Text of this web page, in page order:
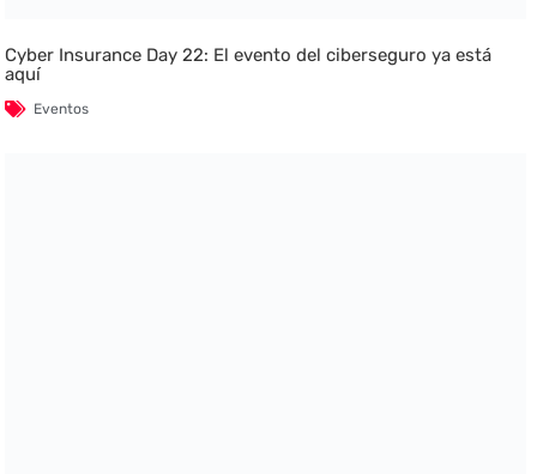
Cyber Insurance Day 22: El evento del ciberseguro ya está
aquí
Eventos